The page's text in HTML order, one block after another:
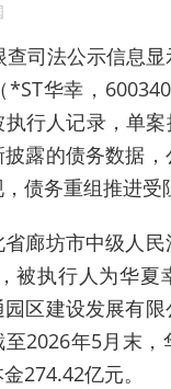
司法公示信息
*ST华幸，
行人记录，单
露的债务数据
债务重组推进受
廊坊市中级人
被执行人为华夏
区建设发展有限
2026年5月末
274.42亿元。